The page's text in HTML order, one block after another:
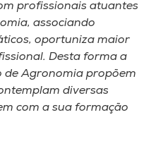
profissionais atuantes
associando
oportuniza maior
Desta forma a
de Agronomia propõem
diversas
com a sua formação